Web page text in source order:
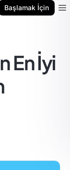
Başlamak İçin
En İyi